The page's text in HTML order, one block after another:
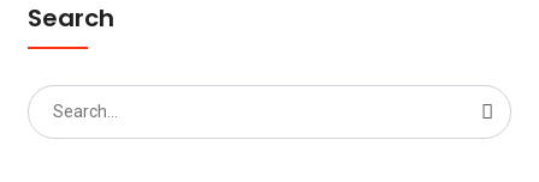
Search
Search
for: